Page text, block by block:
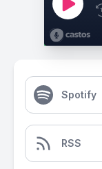
Spotify
RSS